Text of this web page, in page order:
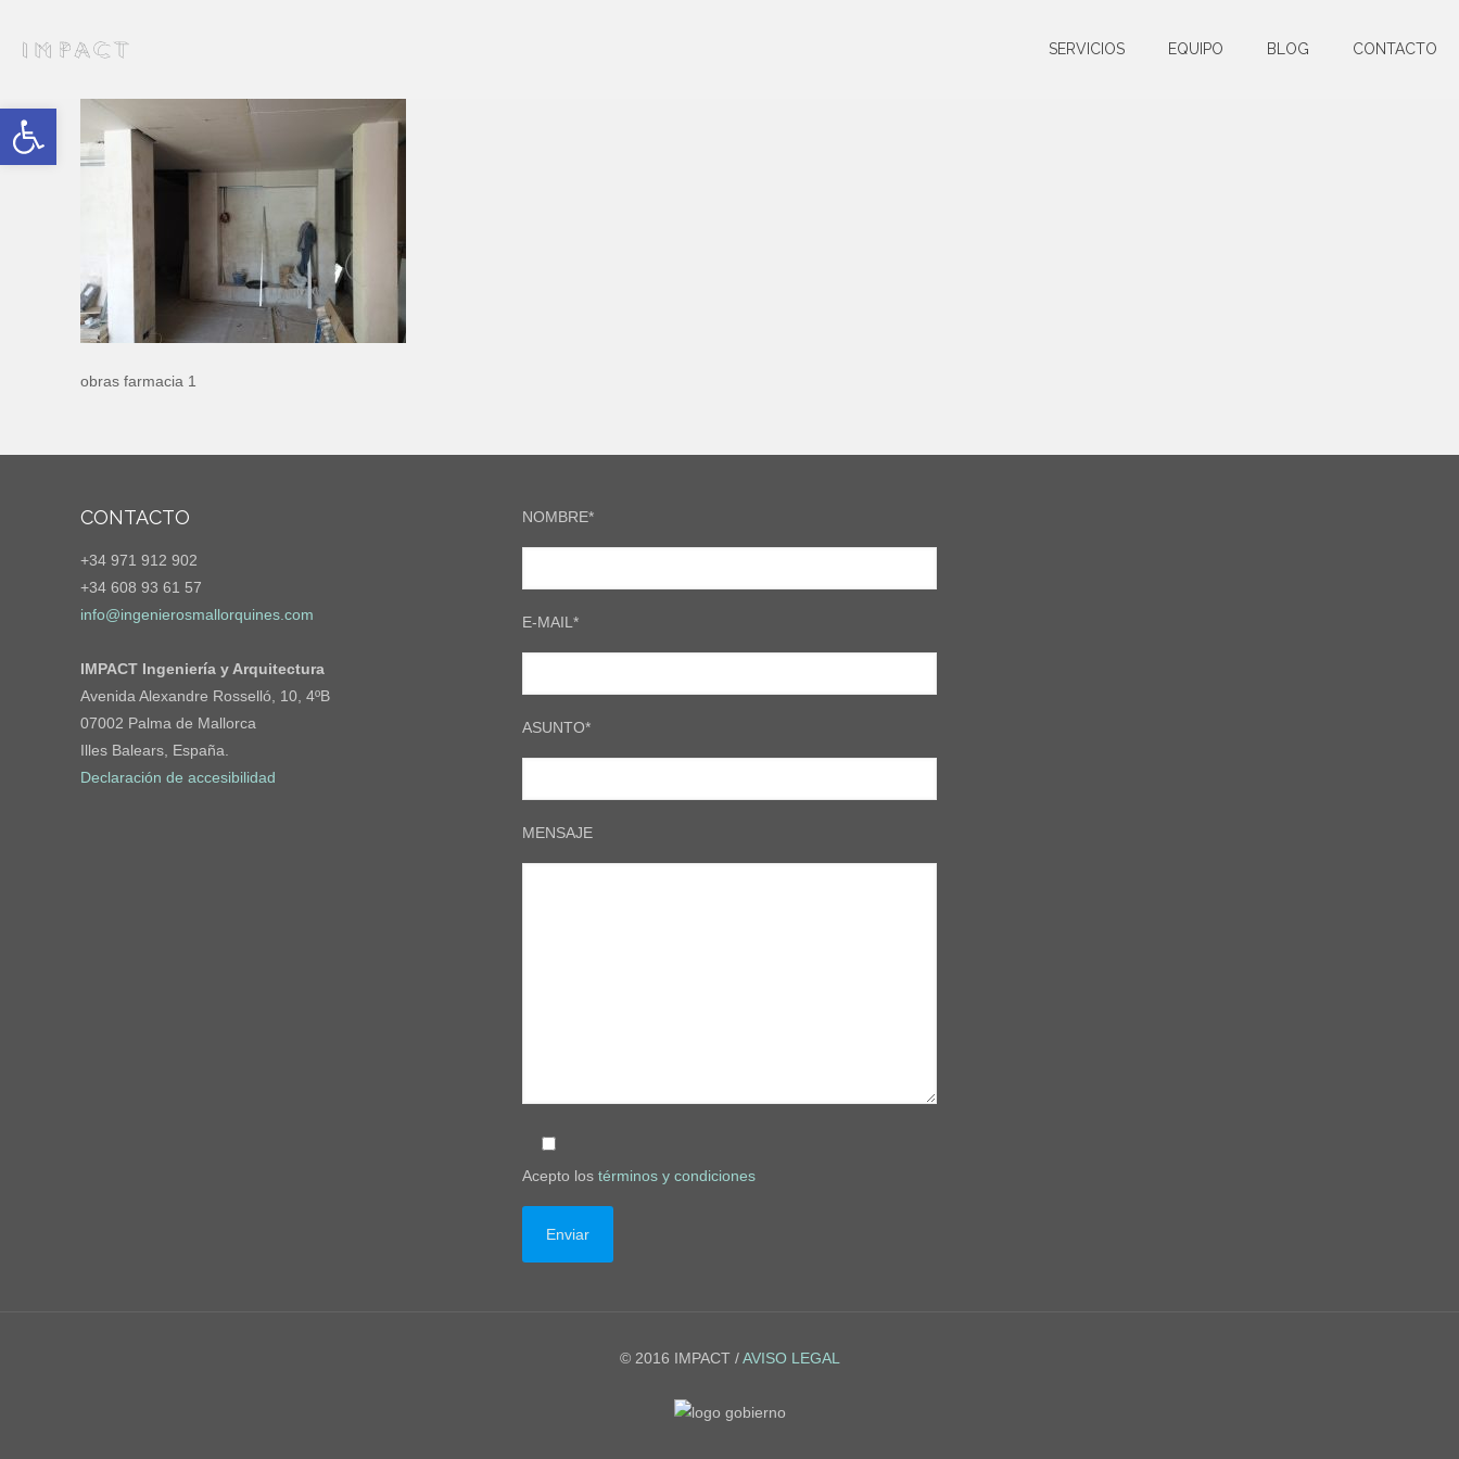
Abrir barra de herramientas
SERVICIOS EQUIPO BLOG CONTACTO
obras farmacia 1
CONTACTO
+34 971 912 902
+34 608 93 61 57
info@ingenierosmallorquines.com
IMPACT Ingeniería y Arquitectura
Avenida Alexandre Rosselló, 10, 4ºB
07002 Palma de Mallorca
Illes Balears, España.
Declaración de accesibilidad
NOMBRE*
E-MAIL*
ASUNTO*
MENSAJE
Acepto los términos y condiciones
© 2016 IMPACT /AVISO LEGAL